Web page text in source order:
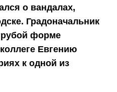
о вандалах,
Градоначальник
форме
Евгению
к одной из